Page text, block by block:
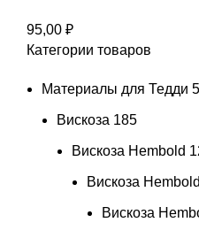
95,00 ₽
Категории товаров
Материалы для Тедди
Вискоза 185
Вискоза Hembold
Вискоза
Вискоза